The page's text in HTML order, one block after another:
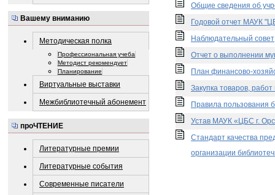
Вашему вниманию
Методическая полка
Профессиональная учеба
Методист рекомендует
Планирование
Виртуальные выставки
Межбиблиотечный абонемент
проЧТЕНИЕ
Литературные премии
Литературные события
Современные писатели
Общие сведения об
Годовой отчет МАУК
Наблюдательный совет
Отчет о выполнении
План финансово-
Закупка товаров,
Правила пользования
Устав МАУК «ЦБС г.
Стандарт качества
организации